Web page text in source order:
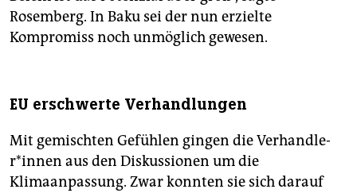
Rosemberg. In Baku sei der nun erzielte
Kompromiss noch unmöglich gewesen.
EU erschwerte Verhandlungen
Mit gemischten Gefühlen gingen die Ver­hand­le­
r*in­nen aus den Diskussionen um die
Klimaanpassung. Zwar konnten sie sich darauf